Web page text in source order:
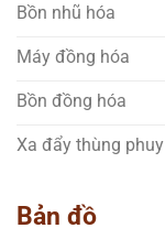
Bồn nhũ hóa
Máy đồng hóa
Bồn đồng hóa
Xa đẩy thùng phuy
Bản đồ